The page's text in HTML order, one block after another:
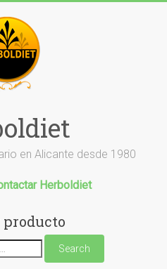
en Alicante desde 1980
Herboldiet
producto
Search